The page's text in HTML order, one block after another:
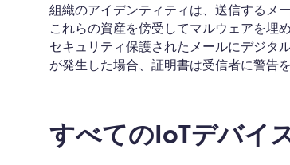
組織のアイデンティティは、送信するメ
これらの資産を傍受してマルウェアを埋
セキュリティ保護されたメールにデジタ
が発生した場合、証明書は受信者に警告
すべてのIoTデバイ